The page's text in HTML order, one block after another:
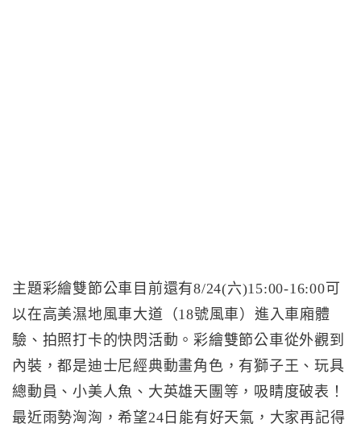
主題彩繪雙節公車目前還有8/24(六)15:00-16:00可
以在高美濕地風車大道（18號風車）進入車廂體
驗、拍照打卡的快閃活動。彩繪雙節公車從外觀到
內裝，都是迪士尼經典動畫角色，有獅子王、玩具
總動員、小美人魚、大英雄天團等，吸睛度破表！
最近雨勢洶洶，希望24日能有好天氣，大家再記得